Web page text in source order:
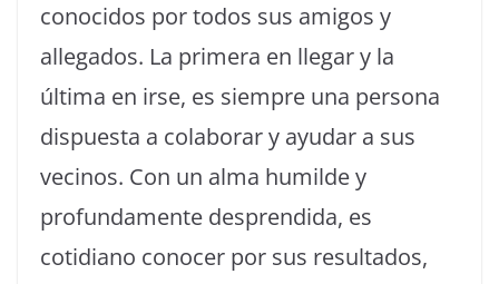
conocidos por todos sus amigos y
allegados. La primera en llegar y la
última en irse, es siempre una persona
dispuesta a colaborar y ayudar a sus
vecinos. Con un alma humilde y
profundamente desprendida, es
cotidiano conocer por sus resultados,